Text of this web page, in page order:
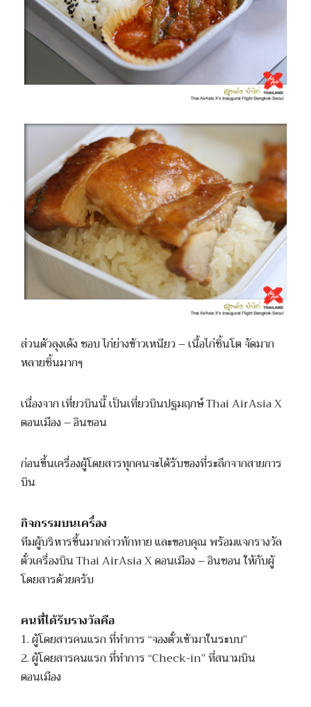
ส่วนตัวลุงเด้ง ชอบ ไก่ย่างข้าวเหนียว – เนื้อไก่ชิ้นโต จัดมาก
หลายชิ้นมากๆ
เนื่องจาก เที่ยวบินนี้ เป็นเที่ยวบินปฐมฤกษ์ Thai AirAsia X
ดอนเมือง – อินชอน
ก่อนขึ้นเครื่องผู้โดยสารทุกคนจะได้รับของที่ระลึกจากสายการ
บิน
กิจกรรมบนเครื่อง
ทีมผู้บริหารขึ้นมากล่าวทักทาย และขอบคุณ พร้อมแจกรางวัล
ตั๋วเครื่องบิน Thai AirAsia X ดอนเมือง – อินชอน ให้กับผู้
โดยสารด้วยครับ
คนที่ได้รับรางวัลคือ
1. ผู้โดยสารคนแรก ที่ทำการ “จองตั๋วเข้ามาในระบบ”
2. ผู้โดยสารคนแรก ที่ทำการ “Check-in” ที่สนามบิน
ดอนเมือง